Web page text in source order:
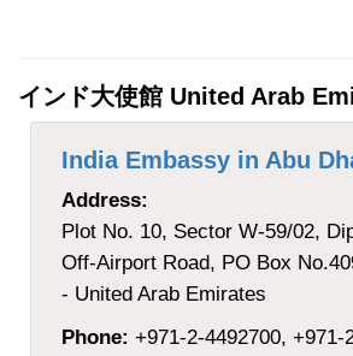
インド大使館 United Arab
India Embassy in Abu
Address:
Plot No. 10, Sector W-59/02,
Off-Airport Road, PO Box
- United Arab Emirates
Phone: +971-2-4492700, +971-